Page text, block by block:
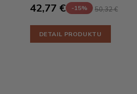
42,77 € -15% 50,32 €
DETAIL PRODUKTU